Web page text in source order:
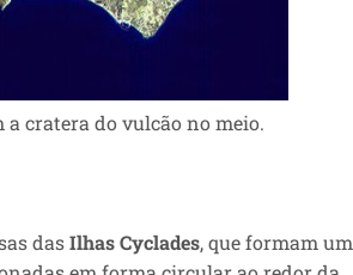
cratera do vulcão no meio.
dasIlhas Cyclades, que formam um